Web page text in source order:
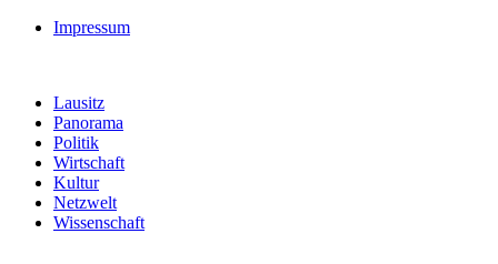
Impressum
Lausitz
Panorama
Politik
Wirtschaft
Kultur
Netzwelt
Wissenschaft